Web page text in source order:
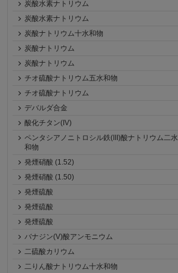
炭酸水素ナトリウム
炭酸水素ナトリウム
炭酸ナトリウム十水和物
炭酸ナトリウム
炭酸ナトリウム
チオ硫酸ナトリウム五水和物
チオ硫酸ナトリウム
デバルダ合金
酸化チタン(IV)
ペンタシアノニトロシル鉄(III)酸ナトリウム二水
和物
発煙硝酸 (1.52)
発煙硝酸 (1.50)
発煙硫酸
発煙硫酸
発煙硫酸
バナジン(V)酸アンモニウム
二硫酸カリウム
二りん酸ナトリウム十水和物